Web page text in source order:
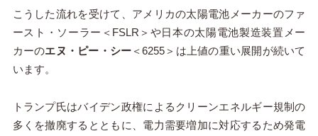
こうした流れを受けて、アメリカの太陽電池メーカーのファ
ースト・ソーラー＜FSLR＞や日本の太陽電池製造装置メー
カーのエヌ・ピー・シー ＜6255＞は上値の重い展開が続いて
います。
トランプ氏はバイデン政権によるクリーンエネルギー規制の
多くを撤廃するとともに、電力需要増加に対応するため発電